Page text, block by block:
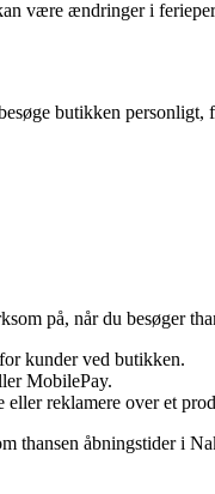
være ændringer i
butikken
på, når du besøger
kunder ved butikken.
MobilePay.
reklamere over et
thansen åbningstider i